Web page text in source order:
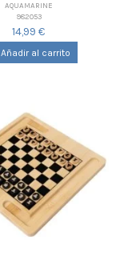
AQUAMARINE
982053
14,99 €
Añadir al carrito